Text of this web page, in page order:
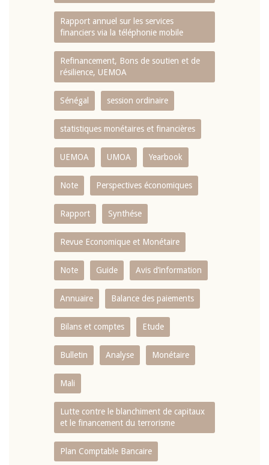
Rapport annuel sur les services
financiers via la téléphonie mobile
Refinancement, Bons de soutien et de
résilience, UEMOA
Sénégal session ordinaire
statistiques monétaires et financières
UEMOA UMOA Yearbook
Note Perspectives économiques
Rapport Synthése
Revue Economique et Monétaire
Note Guide Avis d’information
Annuaire Balance des paiements
Bilans et comptes Etude
Bulletin Analyse Monétaire
Mali
Lutte contre le blanchiment de capitaux
et le financement du terrorisme
Plan Comptable Bancaire